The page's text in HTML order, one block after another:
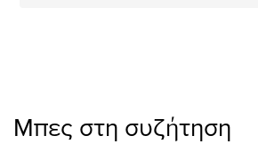
Μπες στη συζήτηση